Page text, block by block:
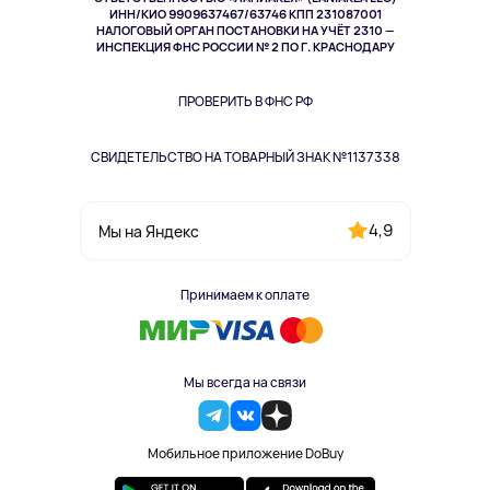
ИНН/КИО 9909637467/63746 КПП 231087001
НАЛОГОВЫЙ ОРГАН ПОСТАНОВКИ НА УЧЁТ 2310 —
ИНСПЕКЦИЯ ФНС РОССИИ № 2 ПО Г. КРАСНОДАРУ
ПРОВЕРИТЬ В ФНС РФ
СВИДЕТЕЛЬСТВО НА ТОВАРНЫЙ ЗНАК №1137338
Мы на Яндекс 4,9
Принимаем к оплате
Мы всегда на связи
Мобильное приложение DoBuy
Здоровье питомцев
Одежда и аксессуары